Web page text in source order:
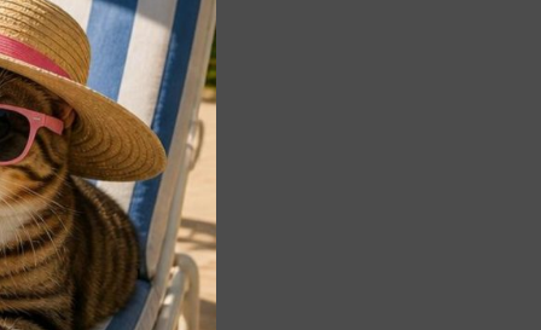
Zucchini
zugesetzt werden.